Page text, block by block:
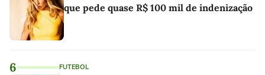
que pede quase R$ 100 mil de indenização
6 FUTEBOL